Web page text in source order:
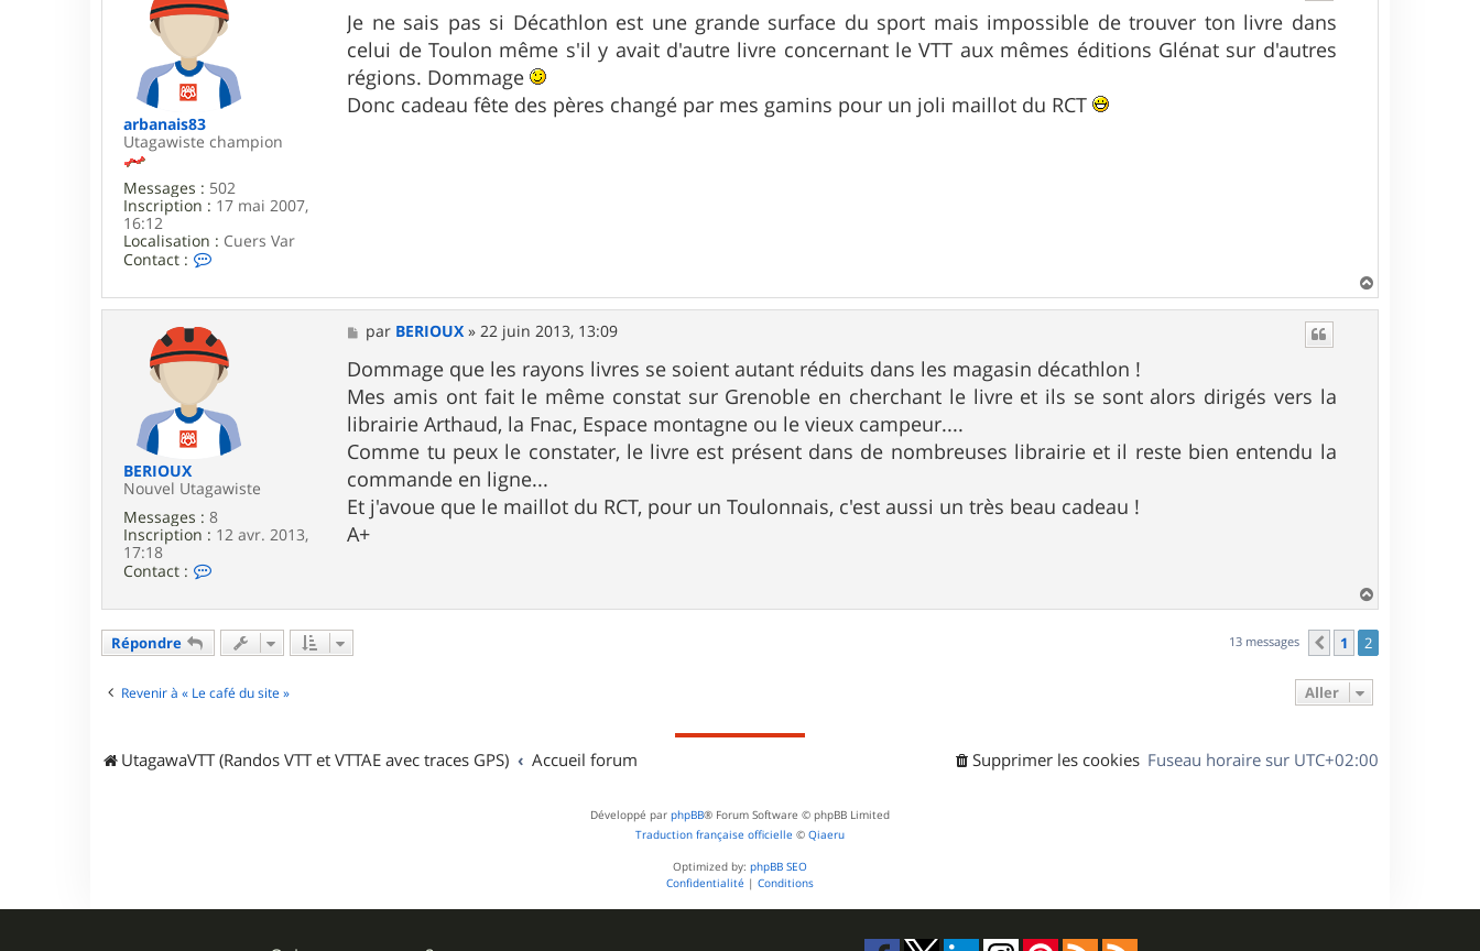
arbanais83
Utagawiste champion
Messages : 502
Inscription : 17 mai 2007,
16:12
Localisation : Cuers Var
Contact :
n
t
c
t
e
a
r
b
n
i
s
s
s
a
g
e
Je ne sais pas si Décathlon est une grande surface du sport mais impossible de trouver ton livre dans
celui de Toulon même s'il y avait d'autre livre concernant le VTT aux mêmes éditions Glénat sur d'autres
régions. Dommage
Donc cadeau fête des pères changé par mes gamins pour un joli maillot du RCT
a
BERIOUX
Nouvel Utagawiste
Messages : 8
Inscription : 12 avr. 2013,
17:18
Contact :
c
e
R
M
e
s
s
a
g
e
par BERIOUX »22 juin 2013, 13:09
Dommage que les rayons livres se soient autant réduits dans les magasin décathlon !
Mes amis ont fait le même constat sur Grenoble en cherchant le livre et ils se sont alors dirigés vers la
librairie Arthaud, la Fnac, Espace montagne ou le vieux campeur....
Comme tu peux le constater, le livre est présent dans de nombreuses librairie et il reste bien entendu la
commande en ligne...
Et j'avoue que le maillot du RCT, pour un Toulonnais, c'est aussi un très beau cadeau !
A+
a
u
Répondre 13 messages Précédent
1 2
Revenir à « Le café du site » Aller
UtagawaVTT (Randos VTT et VTTAE avec traces GPS) Accueil forum Fuseau horaire sur UTC+02:00
Supprimer les cookies
Développé par phpBB® Forum Software © phpBB Limited
Traduction française officielle © Qiaeru
Optimized by: phpBB SEO
Confidentialité | Conditions